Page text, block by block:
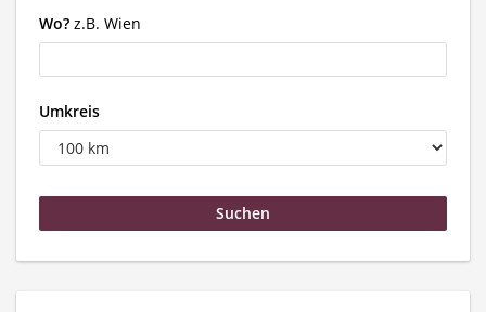
Wo? z.B. Wien
Umkreis